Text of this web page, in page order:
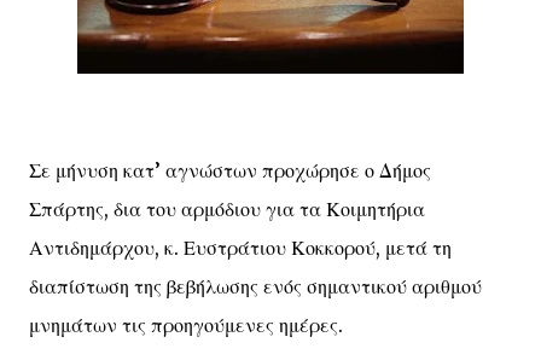
Σε μήνυση κατ’ αγνώστων προχώρησε ο Δήμος
Σπάρτης, δια του αρμόδιου για τα Κοιμητήρια
Αντιδημάρχου, κ. Ευστράτιου Κοκκορού, μετά τη
διαπίστωση της βεβήλωσης ενός σημαντικού αριθμού
μνημάτων τις προηγούμενες ημέρες.